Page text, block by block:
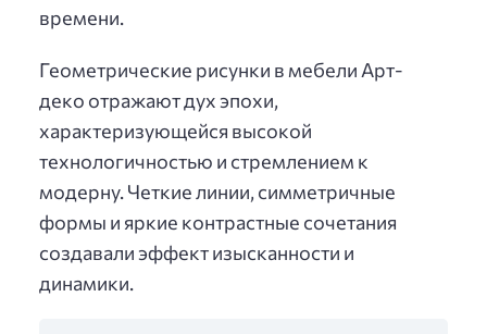
времени.
Геометрические рисунки в мебели Арт-
деко отражают дух эпохи,
характеризующейся высокой
технологичностью и стремлением к
модерну. Четкие линии, симметричные
формы и яркие контрастные сочетания
создавали эффект изысканности и
динамики.